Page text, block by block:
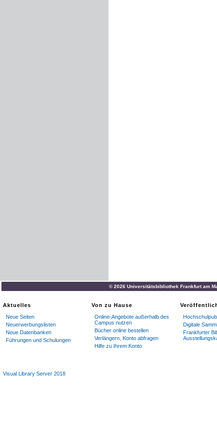
© 2026 Universitätsbibliothek Frankfurt am
Aktuelles
Neue Seiten
Neuerwerbungslisten
Neue Datenbanken
Führungen und Schulungen
Von zu Hause
Online-Angebote außerhalb des
Campus nutzen
Bücher online bestellen
Verlängern, Konto abfragen
Hilfe zu Ihrem Konto
Digitale
Frankfurter
Visual Library Server 2018